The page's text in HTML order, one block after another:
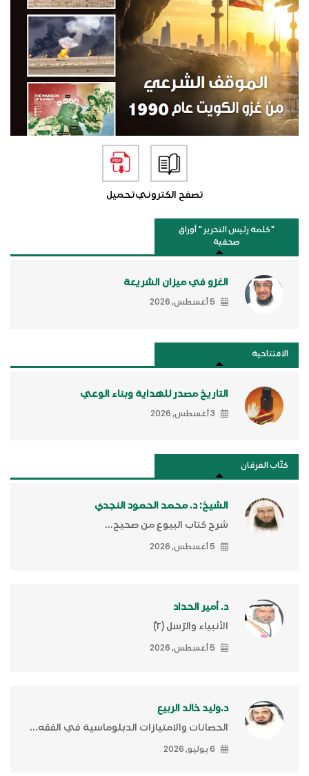
تصفح الكترونيتحميل
"كلمة رئيس التحرير " أوراق
صحفية
الغزو في ميزان الشريعة
5 أغسطس, 2026
الافتتاحية
التاريخ مصدر للهداية وبناء الوعي
3 أغسطس, 2026
كتَّاب الفرقان
الشيخ: د. محمد الحمود النجدي
شرح كتاب البيوع من صحيح...
5 أغسطس, 2026
د. أمير الحداد
الأنبياء والرّسل (٢)ّ
5 أغسطس, 2026
د.وليد خالد الربيع
الحصانات والامتيازات الدبلوماسية في الفقه...
6 يوليو, 2026